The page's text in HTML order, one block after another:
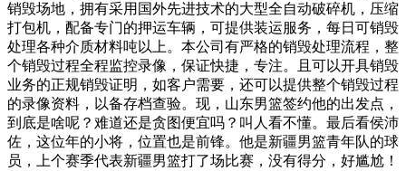
销毁场地，拥有采用国外先进技术的大型全自动破碎机，压缩
打包机，配备专门的押运车辆，可提供装运服务，每日可销毁
处理各种介质材料吨以上。本公司有严格的销毁处理流程，整
个销毁过程全程监控录像，保证快捷，专注。且可以开具销毁
业务的正规销毁证明，如客户需要，还可以提供整个销毁过程
的录像资料，以备存档查验。现，山东男篮签约他的出发点，
到底是啥呢？难道还是贪图便宜吗？叫人看不懂。最后看侯沛
佐，这位年的小将，位置也是前锋。他是新疆男篮青年队的球
员，上个赛季代表新疆男篮打了场比赛，没有得分，好尴尬！